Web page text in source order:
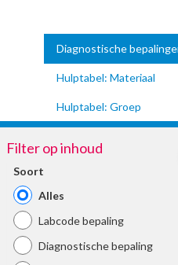
Diagnostische
Hulptabel: Materiaal
Hulptabel: Groep
Filter op inhoud
Soort
Alles
Labcode bepaling
Diagnostische bepaling